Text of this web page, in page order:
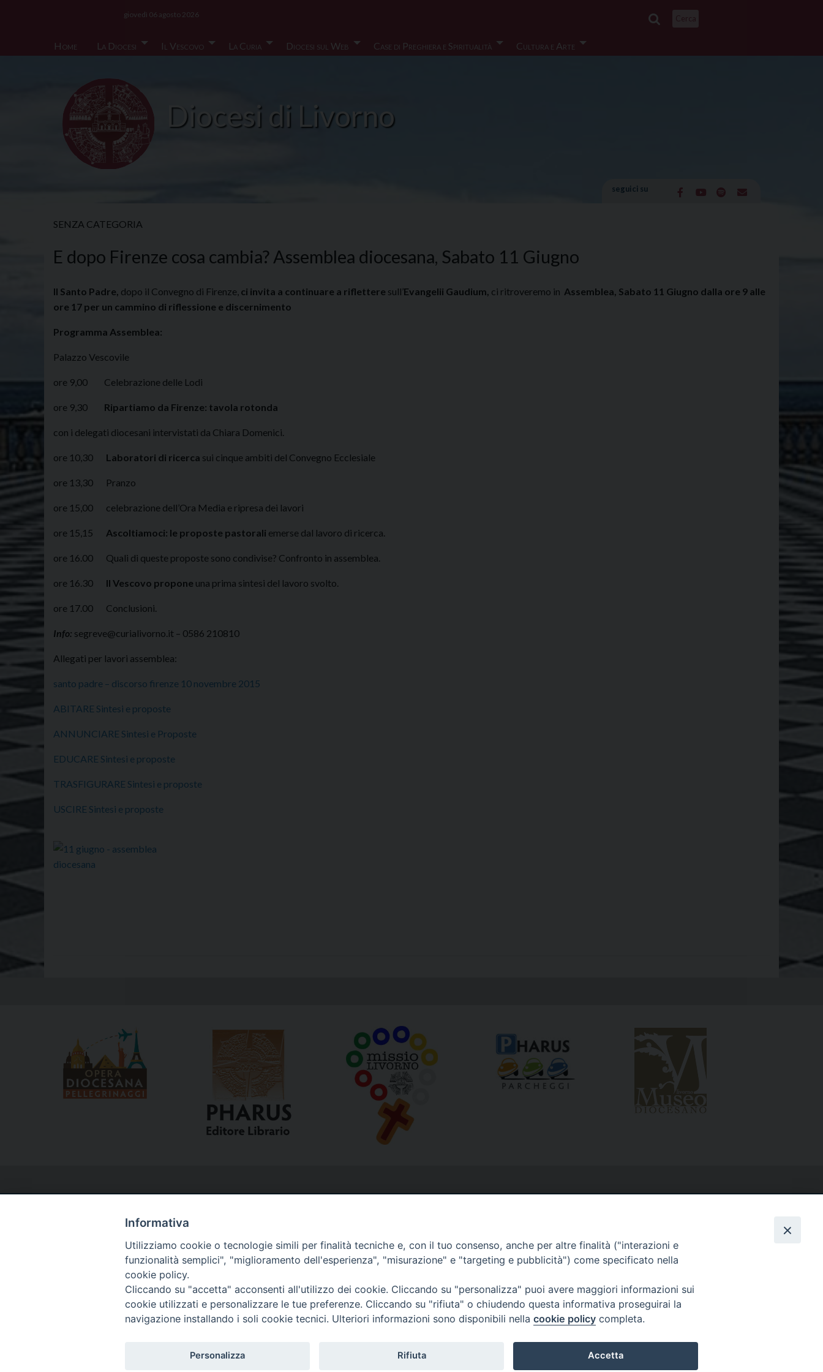
Home
La Diocesi Il Vescovo La Curia Diocesi sul Web Case di Preghiera e Spiritualità Cultura e Arte
giovedì 06 agosto 2026
Diocesi di Livorno
seguici su
SENZA CATEGORIA
E dopo Firenze cosa cambia? Assemblea diocesana, Sabato 11 Giugno
Il Santo Padre, dopo il Convegno di Firenze, ci invita a continuare a riflettere sull’Evangelii Gaudium, ci ritroveremo in Assemblea, Sabato 11 Giugno dalla ore 9 alle
ore 17 per un cammino di riflessione e discernimento
Programma Assemblea:
Palazzo Vescovile
ore 9,00 Celebrazione delle Lodi
ore 9,30 Ripartiamo da Firenze: tavola rotonda
con i delegati diocesani intervistati da Chiara Domenici.
ore 10,30 Laboratori di ricerca sui cinque ambiti del Convegno Ecclesiale
ore 13,30 Pranzo
ore 15,00 celebrazione dell’Ora Media e ripresa dei lavori
ore 15,15 Ascoltiamoci: le proposte pastorali emerse dal lavoro di ricerca.
ore 16.00 Quali di queste proposte sono condivise? Confronto in assemblea.
ore 16.30 Il Vescovo propone una prima sintesi del lavoro svolto.
ore 17.00 Conclusioni.
Info: segreve@curialivorno.it – 0586 210810
Allegati per lavori assemblea:
santo padre – discorso firenze 10 novembre 2015
ABITARE Sintesi e proposte
ANNUNCIARE Sintesi e Proposte
EDUCARE Sintesi e proposte
TRASFIGURARE Sintesi e proposte
USCIRE Sintesi e proposte
Via del Seminario, 61 - 57122 Livorno LI
Tel. 0586 276211
Informativa
Utilizziamo cookie o tecnologie simili per finalità tecniche e, con il tuo consenso, anche per altre finalità ("interazioni e
funzionalità semplici", "miglioramento dell'esperienza", "misurazione" e "targeting e pubblicità") come specificato nella
cookie policy.
Cliccando su "accetta" acconsenti all'utilizzo dei cookie. Cliccando su "personalizza" puoi avere maggiori informazioni sui
cookie utilizzati e personalizzare le tue preferenze. Cliccando su "rifiuta" o chiudendo questa informativa proseguirai la
navigazione installando i soli cookie tecnici. Ulteriori informazioni sono disponibili nella cookie policy completa.
Personalizza Rifiuta Accetta